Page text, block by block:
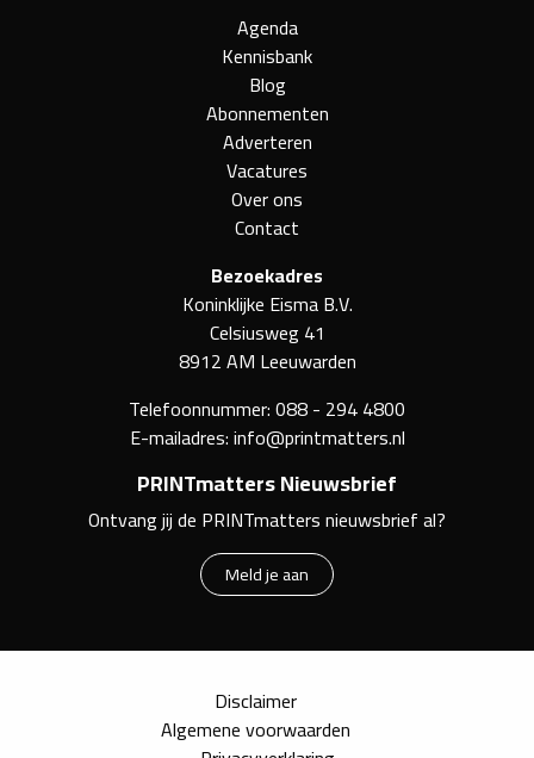
Agenda
Kennisbank
Blog
Abonnementen
Adverteren
Vacatures
Over ons
Contact
Bezoekadres
Koninklijke Eisma B.V.
Celsiusweg 41
8912 AM Leeuwarden
Telefoonnummer:088 - 294 4800
E-mailadres:info@printmatters.nl
PRINTmatters Nieuwsbrief
Ontvang jij de PRINTmatters nieuwsbrief al?
Meld je aan
Disclaimer
Algemene voorwaarden